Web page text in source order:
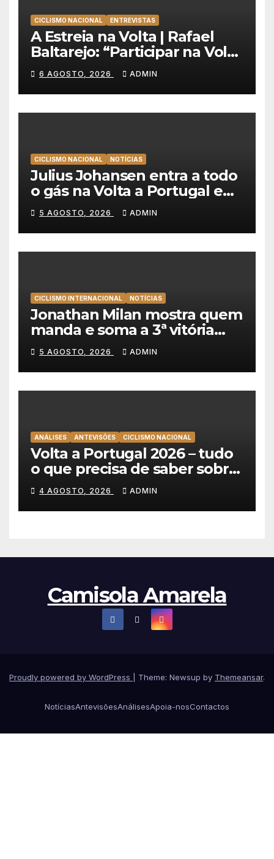
CICLISMO NACIONAL ENTREVISTAS
A Estreia na Volta | Rafael
Baltarejo: “Participar na Volta
a Portugal é o sonho de
qualquer ciclista”
6 AGOSTO, 2026 ADMIN
CICLISMO NACIONAL NOTÍCIAS
Julius Johansen entra a todo
o gás na Volta a Portugal e
lidera dobradinha da UAE
Team Emirates em Lisboa
5 AGOSTO, 2026 ADMIN
CICLISMO INTERNACIONAL NOTÍCIAS
Jonathan Milan mostra quem
manda e soma a 3ª vitória
consecutiva na Volta a
Polónia
5 AGOSTO, 2026 ADMIN
ANÁLISES ANTEVISÕES CICLISMO NACIONAL
Volta a Portugal 2026 – tudo
o que precisa de saber sobre
as equipas e o percurso
4 AGOSTO, 2026 ADMIN
Camisola Amarela
Proudly powered by WordPress Theme: Newsup by Themeansar.
NotíciasAntevisõesAnálisesApoia-nosContactos